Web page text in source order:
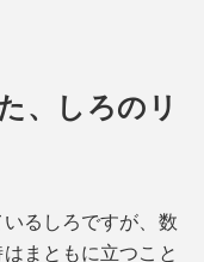
、しろのリ
るしろですが、数
まともに立つこと